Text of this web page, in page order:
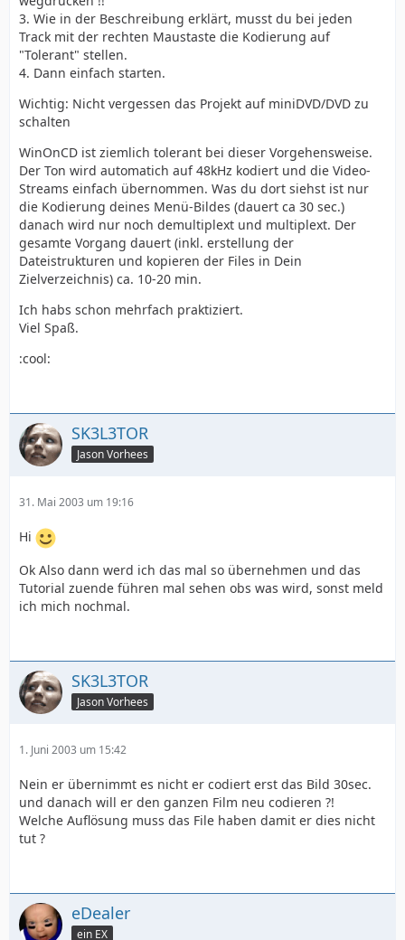
3. Wie in der Beschreibung erklärt, musst du bei jeden
Track mit der rechten Maustaste die Kodierung auf
"Tolerant" stellen.
4. Dann einfach starten.
Wichtig: Nicht vergessen das Projekt auf miniDVD/DVD zu
schalten
WinOnCD ist ziemlich tolerant bei dieser Vorgehensweise.
Der Ton wird automatich auf 48kHz kodiert und die Video-
Streams einfach übernommen. Was du dort siehst ist nur
die Kodierung deines Menü-Bildes (dauert ca 30 sec.)
danach wird nur noch demultiplext und multiplext. Der
gesamte Vorgang dauert (inkl. erstellung der
Dateistrukturen und kopieren der Files in Dein
Zielverzeichnis) ca. 10-20 min.
Ich habs schon mehrfach praktiziert.
Viel Spaß.
:cool:
SK3L3TOR
Jason Vorhees
31. Mai 2003 um 19:16
Hi
Ok Also dann werd ich das mal so übernehmen und das
Tutorial zuende führen mal sehen obs was wird, sonst meld
ich mich nochmal.
SK3L3TOR
Jason Vorhees
1. Juni 2003 um 15:42
Nein er übernimmt es nicht er codiert erst das Bild 30sec.
und danach will er den ganzen Film neu codieren ?!
Welche Auflösung muss das File haben damit er dies nicht
tut ?
eDealer
ein EX